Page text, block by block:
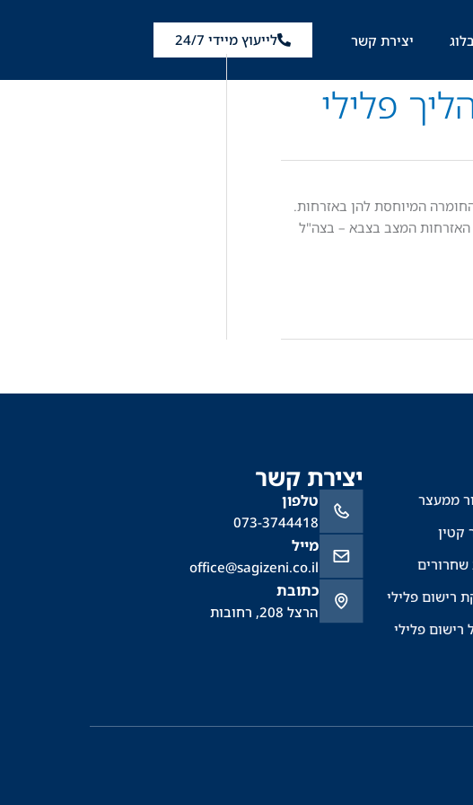
בלוג יצירת קשר לייעוץ מיידי 24/7
פלילי
המיוחסת להן באזרחות.
האזרחות המצב בצבא – בצה"ל
ממעצר
קטין
שחרורים
רישום פלילי
רישום פלילי
יצירת קשר
טלפון
073-3744418
מייל
office@sagizeni.co.il
כתובת
הרצל 208, רחובות